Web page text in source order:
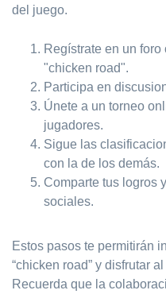
del juego.
Regístrate en un
"chicken road".
Participa en
Únete a un torneo
jugadores.
Sigue las
con la de los demás.
Comparte tus logros
sociales.
Estos pasos te permitirán
“chicken road” y disfrutar
Recuerda que la